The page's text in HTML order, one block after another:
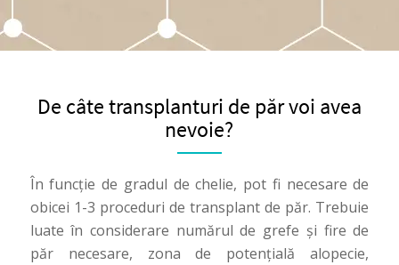
De câte transplanturi de păr voi avea
nevoie?
În funcție de gradul de chelie, pot fi necesare de
obicei 1-3 proceduri de transplant de păr. Trebuie
luate în considerare numărul de grefe și fire de
păr necesare, zona de potențială alopecie,